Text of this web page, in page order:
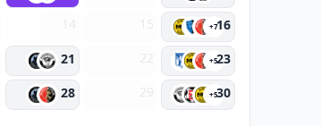
16
+7
21 23
+5
28 30
+5